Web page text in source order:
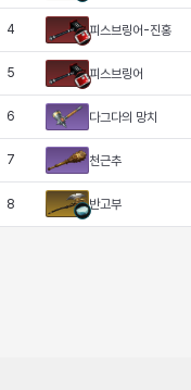
4 피스브링어-진홍
5 피스브링어
6 다그다의 망치
7 천근추
8 반고부